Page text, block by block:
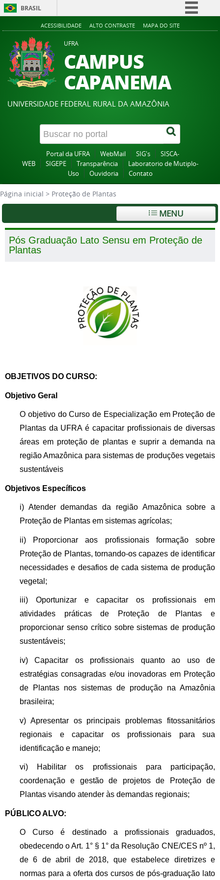
BRASIL
Simplifique!
Participe
Acesso à informação
Legislação
Canais
ACESSIBILIDADE ALTO CONTRASTE MAPA DO SITE
UFRA
CAMPUS
CAPANEMA
UNIVERSIDADE FEDERAL RURAL DA AMAZÔNIA
Portal da UFRA WebMail SIG's
SISCA-
WEB
SIGEPE Transparência
Laboratorio de Mutiplo-
Uso
Ouvidoria Contato
Página inicial > Proteção de Plantas
MENU
Pós Graduação Lato Sensu em Proteção de
Plantas
OBJETIVOS DO CURSO:
Objetivo Geral
O objetivo do Curso de Especialização em Proteção de
Plantas da UFRA é capacitar profissionais de diversas
áreas em proteção de plantas e suprir a demanda na
região Amazônica para sistemas de produções vegetais
sustentáveis
Objetivos Específicos
i) Atender demandas da região Amazônica sobre a
Proteção de Plantas em sistemas agrícolas;
ii) Proporcionar aos profissionais formação sobre
Proteção de Plantas, tornando-os capazes de identificar
necessidades e desafios de cada sistema de produção
vegetal;
iii) Oportunizar e capacitar os profissionais em
atividades práticas de Proteção de Plantas e
proporcionar senso crítico sobre sistemas de produção
sustentáveis;
iv) Capacitar os profissionais quanto ao uso de
estratégias consagradas e/ou inovadoras em Proteção
de Plantas nos sistemas de produção na Amazônia
brasileira;
v) Apresentar os principais problemas fitossanitários
regionais e capacitar os profissionais para sua
identificação e manejo;
vi) Habilitar os profissionais para participação,
coordenação e gestão de projetos de Proteção de
Plantas visando atender às demandas regionais;
PÚBLICO ALVO:
O Curso é destinado a profissionais graduados,
obedecendo o Art. 1° § 1° da Resolução CNE/CES nº 1,
de 6 de abril de 2018, que estabelece diretrizes e
normas para a oferta dos cursos de pós-graduação lato